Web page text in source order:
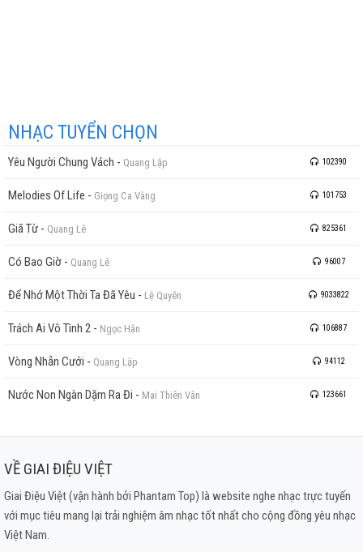
NHẠC TUYỂN CHỌN
Yêu Người Chung Vách - Quang Lập 102390
Melodies Of Life - Giọng Ca Vàng 101753
Giã Từ - Quang Lê 825361
Có Bao Giờ - Quang Lê 96007
Để Nhớ Một Thời Ta Đã Yêu - Lệ Quyên 9033822
Trách Ai Vô Tình 2 - Ngọc Hân 106887
Vòng Nhẫn Cưới - Quang Lập 94112
Nước Non Ngàn Dặm Ra Đi - Mai Thiên Vân 123661
VỀ GIAI ĐIỆU VIỆT
Giai Điệu Việt (vận hành bởi Phantam Top) là website nghe nhạc trực tuyến
với mục tiêu mang lại trải nghiệm âm nhạc tốt nhất cho cộng đồng yêu nhạc
Việt Nam.